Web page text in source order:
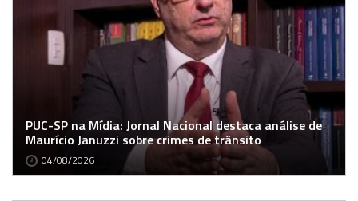
PUC-SP na Mídia: Jornal Nacional destaca análise de
Maurício Januzzi sobre crimes de trânsito
04/08/2026